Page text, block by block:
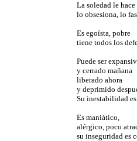
La soledad le hace
lo obsesiona, lo
Es egoísta, pobre
tiene todos los
Puede ser
y cerrado mañana
liberado ahora
y deprimido
Su inestabilidad
Es maniático,
alérgico, poco
su inseguridad es